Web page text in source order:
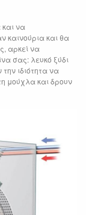
να
καινούρια και θα
αρκεί να
σας: λευκό ξύδι
ιδιότητα να
μούχλα και δρουν